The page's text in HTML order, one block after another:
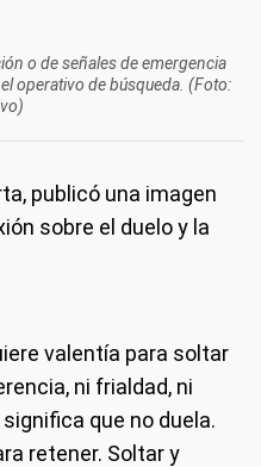
o de señales de emergencia
operativo de búsqueda. (Foto:
publicó una imagen
sobre el duelo y la
valentía para soltar
ni frialdad, ni
que no duela.
retener. Soltar y